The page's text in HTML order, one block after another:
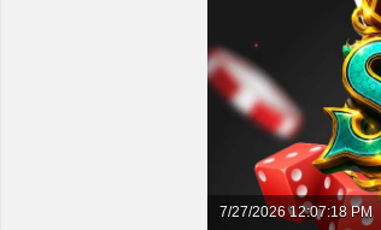
7/27/2026 12:07:18 PM